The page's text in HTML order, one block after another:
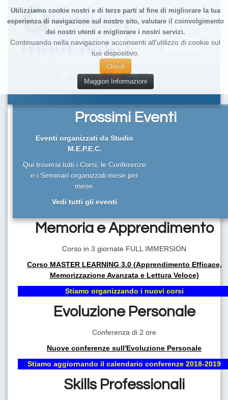
Utilizziamo cookie nostri e di terze parti al fine di migliorare la tua
esperienza di navigazione sul nostro sito, valutare il coinvolgimento
dei nostri utenti e migliorare i nostri servizi.
Continuando nella navigazione acconsenti all'utilizzo di cookie sul
tuo dispositivo.
Chiudi
Maggiori Informazioni
Prossimi Eventi
Eventi organizzati da Studio
M.E.P.E.C.
Qui troverai tutti i Corsi, le Conferenze
e i Seminari organizzati mese per
mese.
Vedi tutti gli eventi
Memoria e Apprendimento
Corso in 3 giornate FULL IMMERSION
Corso MASTER LEARNING 3.0 (Apprendimento Efficace,
Memorizzazione Avanzata e Lettura Veloce)
Stiamo organizzando i nuovi corsi
Evoluzione Personale
Conferenza di 2 ore
Nuove conferenze sull'Evoluzione Personale
Stiamo aggiornando il calendario conferenze 2018-2019
Skills Professionali